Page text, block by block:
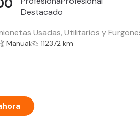
Usadas, Utilitarios y
Manual 112372 km